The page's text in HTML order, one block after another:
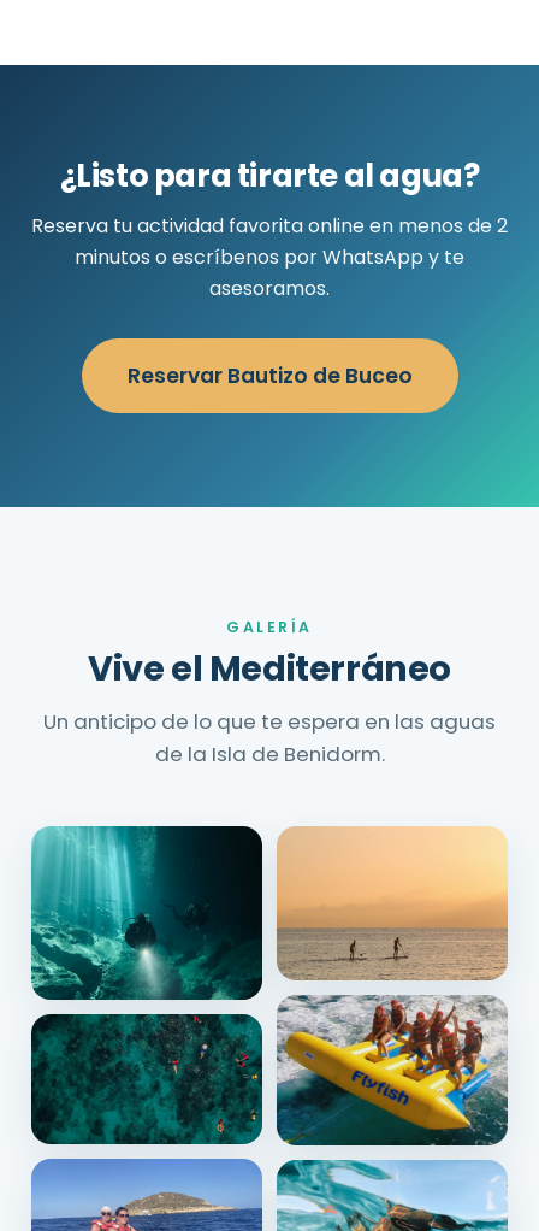
¿Listo para tirarte al agua?
Reserva tu actividad favorita online en menos de 2
minutos o escríbenos por WhatsApp y te
asesoramos.
Reservar Bautizo de Buceo
GALERÍA
Vive el Mediterráneo
Un anticipo de lo que te espera en las aguas
de la Isla de Benidorm.